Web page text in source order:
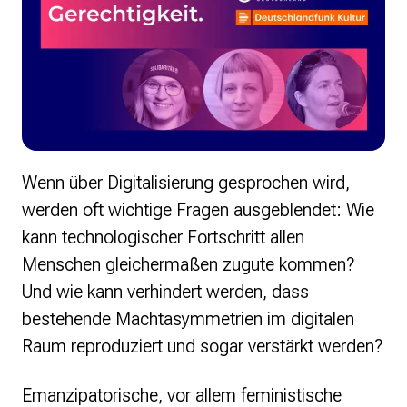
Wenn über Digitalisierung gesprochen wird,
werden oft wichtige Fragen ausgeblendet: Wie
kann technologischer Fortschritt allen
Menschen gleichermaßen zugute kommen?
Und wie kann verhindert werden, dass
bestehende Machtasymmetrien im digitalen
Raum reproduziert und sogar verstärkt werden?
Emanzipatorische, vor allem feministische